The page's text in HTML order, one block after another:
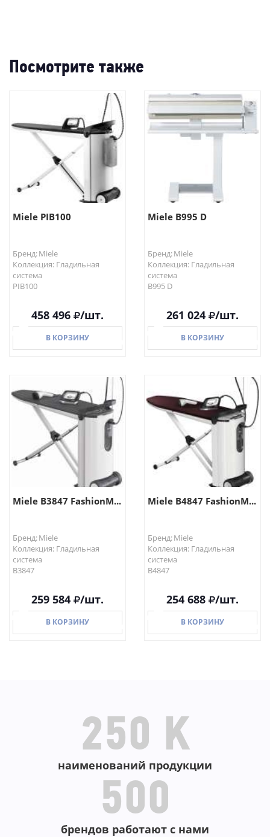
-82%
Посмотрите также
Miele PIB100
Бренд: Miele
Коллекция: Гладильная
система
PIB100
458 496 /шт.
В КОРЗИНУ
В КОРЗИНУ
Miele B995 D
Бренд: Miele
Коллекция: Гладильная
система
B995 D
261 024 /шт.
В КОРЗИНУ
В КОРЗИНУ
Miele B3847 FashionM...
Бренд: Miele
Коллекция: Гладильная
система
B3847
259 584 /шт.
В КОРЗИНУ
Miele B4847 FashionM...
Бренд: Miele
Коллекция: Гладильная
система
B4847
254 688 /шт.
В КОРЗИНУ
250 K
наименований продукции
500
брендов работают с нами